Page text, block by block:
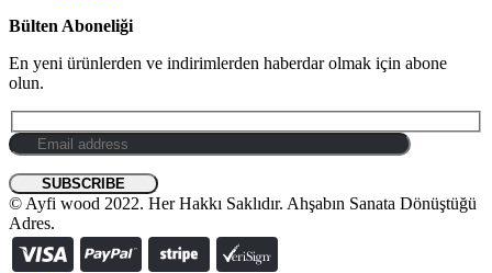
Bülten Aboneliği
En yeni ürünlerden ve indirimlerden haberdar olmak için abone
olun.
© Ayfi wood 2022. Her Hakkı Saklıdır. Ahşabın Sanata Dönüştüğü
Adres.